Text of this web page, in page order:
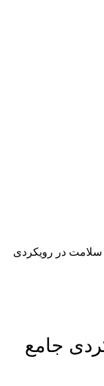
در رویکردی
جامع